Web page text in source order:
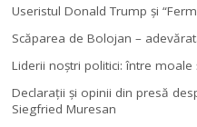
Useristul Donald Trump şi
Scăparea de Bolojan –
Liderii noştri politici: între moale
Declaraţii şi opinii din presă
Siegfried Muresan